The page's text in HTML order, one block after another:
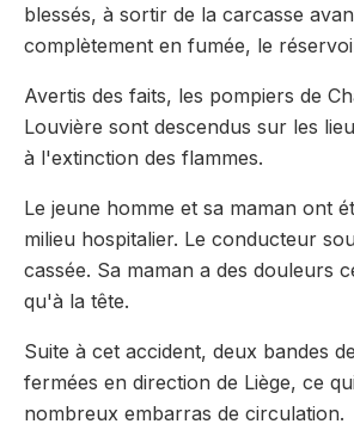
blessés, à sortir de la carcasse
complètement en fumée, le
Avertis des faits, les pompiers de
Louvière sont descendus sur les
à l'extinction des flammes.
Le jeune homme et sa maman ont
milieu hospitalier. Le conducteur
cassée. Sa maman a des douleurs
qu'à la tête.
Suite à cet accident, deux bandes
fermées en direction de Liège, ce
nombreux embarras de circulation.